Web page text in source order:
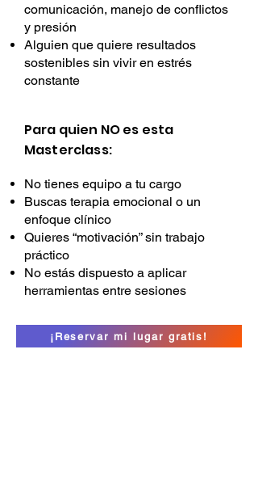
comunicación, manejo de conflictos
y presión
Alguien que quiere resultados
sostenibles sin vivir en estrés
constante
Para quien NO es esta
Masterclass:
No tienes equipo a tu cargo
Buscas terapia emocional o un
enfoque clínico
Quieres “motivación” sin trabajo
práctico
No estás dispuesto a aplicar
herramientas entre sesiones
¡Reservar mi lugar gratis!